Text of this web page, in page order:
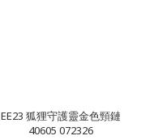
EE23 狐狸守護靈金色頸鏈
40605 072326